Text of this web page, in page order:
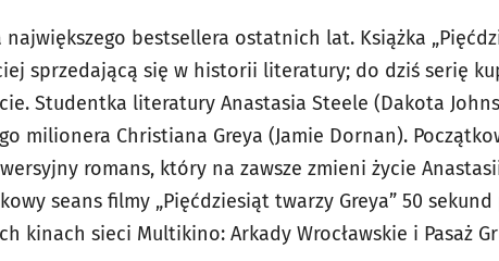
największego bestsellera ostatnich lat. Książka
sprzedającą się w historii literatury; do dziś serię
Studentka literatury Anastasia Steele (Dakota
milionera Christiana Greya (Jamie Dornan).
romans, który na zawsze zmieni życie
seans filmy „Pięćdziesiąt twarzy Greya” 50
kinach sieci Multikino: Arkady Wrocławskie i Pasaż